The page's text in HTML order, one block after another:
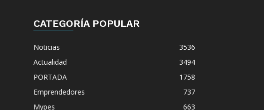
CATEGORÍA POPULAR
Noticias
3536
Actualidad
3494
PORTADA
1758
Emprendedores
737
Mypes
663